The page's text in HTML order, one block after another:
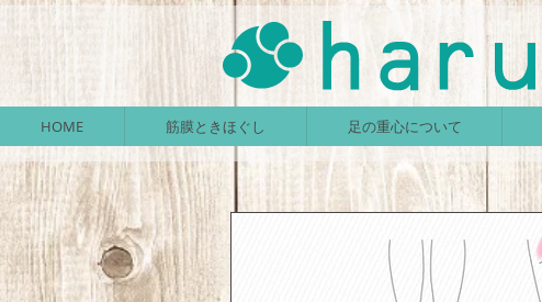
HOME 筋膜ときほぐし 足の重心について